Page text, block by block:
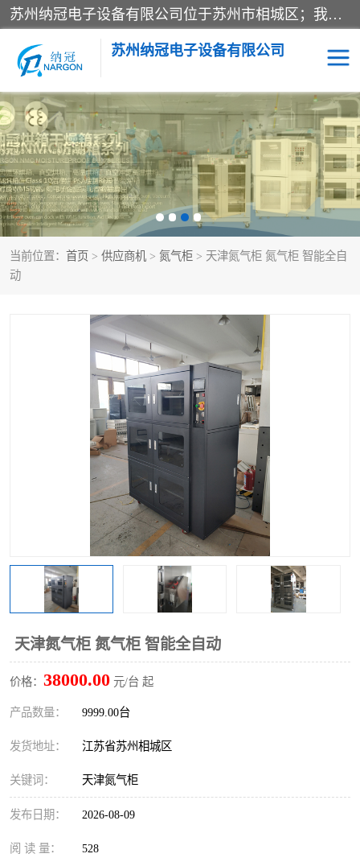
苏州纳冠电子设备有限公司位于苏州市相城区；我司依托国外先进技术结合国内用户的需求，为客户提供具有WMS功能的超低湿快速除湿电子防潮，压缩空气连续干燥柜、智能物料管理氮气储物柜、自制氮氮气柜、防潮氮气组合柜、不锈钢洁净氮气柜、洁净储物柜、石墨舟柜、亮灯导引丝网板存储柜、PCB柔性板气密干燥柜等
苏州纳冠电子设备有限公司
当前位置： 首页 > 供应商机 > 氮气柜 > 天津氮气柜 氮气柜 智能全自
动
天津氮气柜 氮气柜 智能全自动
价格： 38000.00 元/台 起
产品数量： 9999.00台
发货地址： 江苏省苏州相城区
关键词： 天津氮气柜
发布日期： 2026-08-09
阅 读 量： 528
电子防潮箱 氮气柜
智能料架 干燥箱